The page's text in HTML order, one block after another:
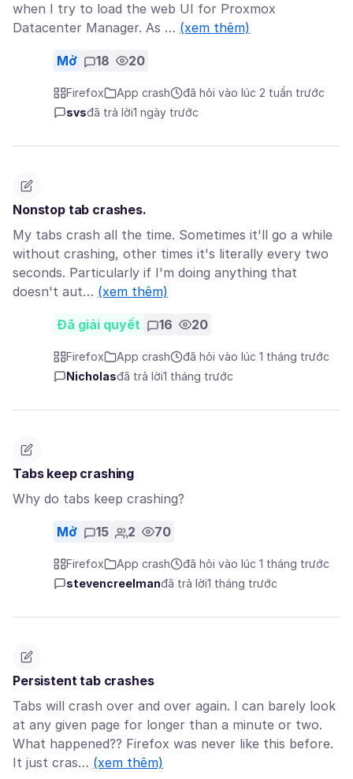
when I try to load the web UI for Proxmox
Datacenter Manager. As … (xem thêm)
Mở 18 20
Firefox App crash
đã hỏi vào lúc 2 tuần trước
svsđã trả lời1 ngày trước
Nonstop tab crashes.
My tabs crash all the time. Sometimes it'll go a while
without crashing, other times it's literally every two
seconds. Particularly if I'm doing anything that
doesn't aut… (xem thêm)
Đã giải quyết 16 20
Firefox App crash
đã hỏi vào lúc 1 tháng trước
Nicholasđã trả lời1 tháng trước
Tabs keep crashing
Why do tabs keep crashing?
Mở 15 2 70
Firefox App crash
đã hỏi vào lúc 1 tháng trước
stevencreelmanđã trả lời1 tháng trước
Persistent tab crashes
Tabs will crash over and over again. I can barely look
at any given page for longer than a minute or two.
What happened?? Firefox was never like this before.
It just cras… (xem thêm)